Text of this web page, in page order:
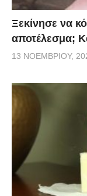
Ξεκίνησε να
αποτέλεσμα;
13 ΝΟΕΜΒΡΊΟΥ,